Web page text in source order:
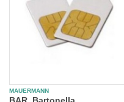
MAUERMANN